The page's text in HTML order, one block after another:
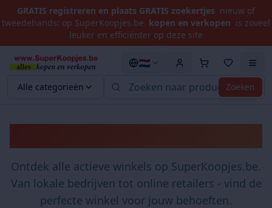
GRATIS registreren en plaats GRATIS zoekertjes nieuw of
tweedehands: op SuperKoopjes.be kopen en verkopen is zoveel
leuker en efficiënter op deze site
Alle categorieën Zoeken
🇳🇱
Ontdek alle actieve winkels op SuperKoopjes.be.
Van lokale bedrijven tot online retailers - vind de
perfecte winkel voor jouw behoeften.